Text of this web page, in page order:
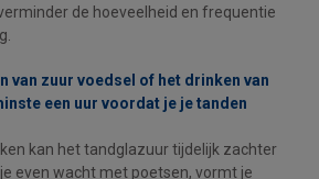
de hoeveelheid en frequentie
van zuur voedsel of het drinken van
een uur voordat je je tanden
kan het tandglazuur tijdelijk zachter
even wacht met poetsen, vormt je